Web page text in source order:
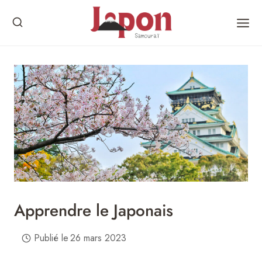
Apprendre le Japonais
Publié le26 mars 2023